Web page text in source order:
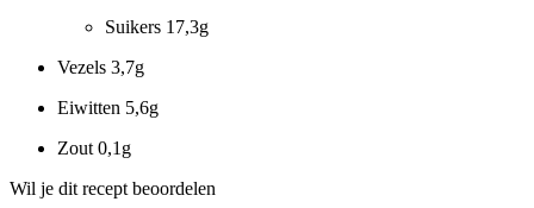
Suikers 17,3g
Vezels 3,7g
Eiwitten 5,6g
Zout 0,1g
Wil je dit recept beoordelen